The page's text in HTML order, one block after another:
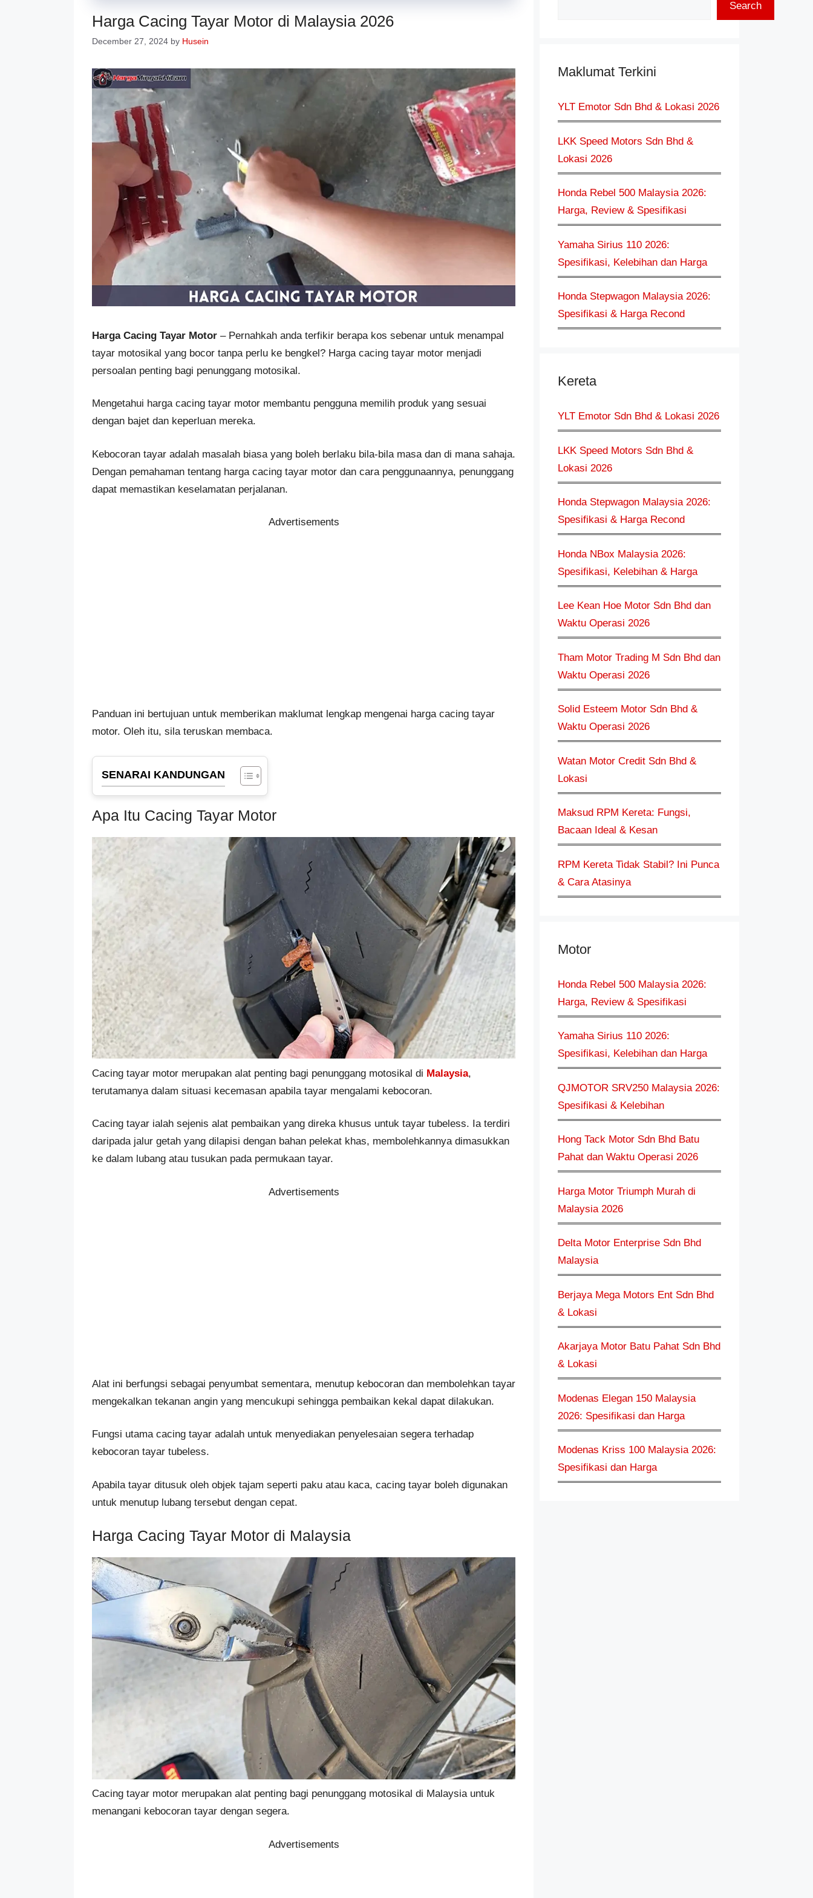
Harga Cacing Tayar Motor di Malaysia 2026
December 27, 2024 by Husein
Harga Cacing Tayar Motor – Pernahkah anda terfikir berapa kos sebenar untuk menampal
tayar motosikal yang bocor tanpa perlu ke bengkel? Harga cacing tayar motor menjadi
persoalan penting bagi penunggang motosikal.
Mengetahui harga cacing tayar motor membantu pengguna memilih produk yang sesuai
dengan bajet dan keperluan mereka.
Kebocoran tayar adalah masalah biasa yang boleh berlaku bila-bila masa dan di mana sahaja.
Dengan pemahaman tentang harga cacing tayar motor dan cara penggunaannya, penunggang
dapat memastikan keselamatan perjalanan.
Advertisements
Panduan ini bertujuan untuk memberikan maklumat lengkap mengenai harga cacing tayar
motor. Oleh itu, sila teruskan membaca.
SENARAI KANDUNGAN
Apa Itu Cacing Tayar Motor
Cacing tayar motor merupakan alat penting bagi penunggang motosikal di Malaysia,
terutamanya dalam situasi kecemasan apabila tayar mengalami kebocoran.
Cacing tayar ialah sejenis alat pembaikan yang direka khusus untuk tayar tubeless. Ia terdiri
daripada jalur getah yang dilapisi dengan bahan pelekat khas, membolehkannya dimasukkan
ke dalam lubang atau tusukan pada permukaan tayar.
Advertisements
Alat ini berfungsi sebagai penyumbat sementara, menutup kebocoran dan membolehkan tayar
mengekalkan tekanan angin yang mencukupi sehingga pembaikan kekal dapat dilakukan.
Fungsi utama cacing tayar adalah untuk menyediakan penyelesaian segera terhadap
kebocoran tayar tubeless.
Apabila tayar ditusuk oleh objek tajam seperti paku atau kaca, cacing tayar boleh digunakan
untuk menutup lubang tersebut dengan cepat.
Harga Cacing Tayar Motor di Malaysia
Cacing tayar motor merupakan alat penting bagi penunggang motosikal di Malaysia untuk
menangani kebocoran tayar dengan segera.
Advertisements
Search
Maklumat Terkini
YLT Emotor Sdn Bhd & Lokasi 2026
LKK Speed Motors Sdn Bhd &
Lokasi 2026
Honda Rebel 500 Malaysia 2026:
Harga, Review & Spesifikasi
Yamaha Sirius 110 2026:
Spesifikasi, Kelebihan dan Harga
Honda Stepwagon Malaysia 2026:
Spesifikasi & Harga Recond
Kereta
YLT Emotor Sdn Bhd & Lokasi 2026
LKK Speed Motors Sdn Bhd &
Lokasi 2026
Honda Stepwagon Malaysia 2026:
Spesifikasi & Harga Recond
Honda NBox Malaysia 2026:
Spesifikasi, Kelebihan & Harga
Lee Kean Hoe Motor Sdn Bhd dan
Waktu Operasi 2026
Tham Motor Trading M Sdn Bhd dan
Waktu Operasi 2026
Solid Esteem Motor Sdn Bhd &
Waktu Operasi 2026
Watan Motor Credit Sdn Bhd &
Lokasi
Maksud RPM Kereta: Fungsi,
Bacaan Ideal & Kesan
RPM Kereta Tidak Stabil? Ini Punca
& Cara Atasinya
Motor
Honda Rebel 500 Malaysia 2026:
Harga, Review & Spesifikasi
Yamaha Sirius 110 2026:
Spesifikasi, Kelebihan dan Harga
QJMOTOR SRV250 Malaysia 2026:
Spesifikasi & Kelebihan
Hong Tack Motor Sdn Bhd Batu
Pahat dan Waktu Operasi 2026
Harga Motor Triumph Murah di
Malaysia 2026
Delta Motor Enterprise Sdn Bhd
Malaysia
Berjaya Mega Motors Ent Sdn Bhd
& Lokasi
Akarjaya Motor Batu Pahat Sdn Bhd
& Lokasi
Modenas Elegan 150 Malaysia
2026: Spesifikasi dan Harga
Modenas Kriss 100 Malaysia 2026:
Spesifikasi dan Harga